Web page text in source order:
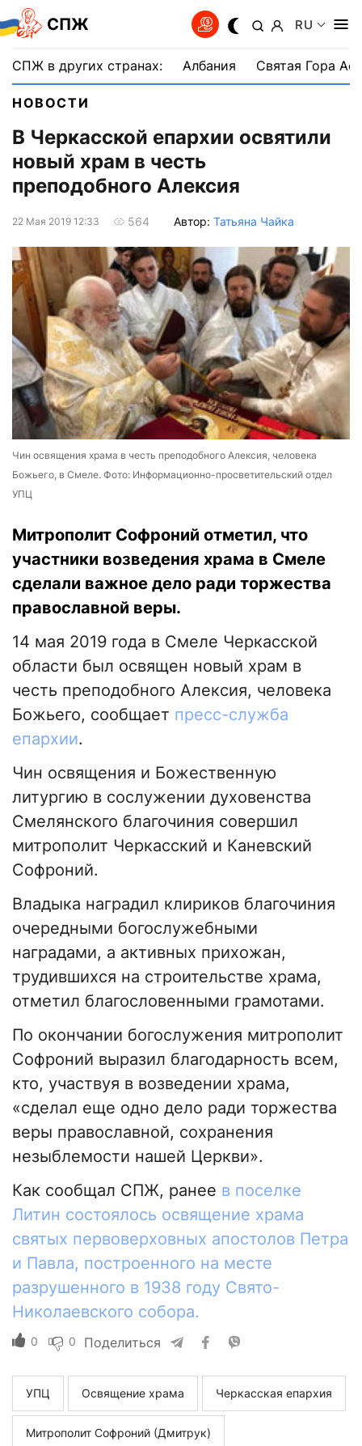
СПЖ RU
СПЖ в других странах: Албания Святая Гора
НОВОСТИ
В Черкасской епархии освятили
новый храм в честь
преподобного Алексия
22 Мая 2019 12:33 564 Автор: Татьяна Чайка
Чин освящения храма в честь преподобного Алексия, человека
Божьего, в Смеле. Фото: Информационно-просветительский отдел
УПЦ
Митрополит Софроний отметил, что
участники возведения храма в Смеле
сделали важное дело ради торжества
православной веры.
14 мая 2019 года в Смеле Черкасской
области был освящен новый храм в
честь преподобного Алексия, человека
Божьего, сообщает пресс-служба
епархии.
Чин освящения и Божественную
литургию в сослужении духовенства
Смелянского благочиния совершил
митрополит Черкасский и Каневский
Софроний.
Владыка наградил клириков благочиния
очередными богослужебными
наградами, а активных прихожан,
трудившихся на строительстве храма,
отметил благословенными грамотами.
По окончании богослужения митрополит
Софроний выразил благодарность всем,
кто, участвуя в возведении храма,
«сделал еще одно дело ради торжества
веры православной, сохранения
незыблемости нашей Церкви».
Как сообщал СПЖ, ранее в поселке
Литин состоялось освящение храма
святых первоверховных апостолов Петра
и Павла, построенного на месте
разрушенного в 1938 году Свято-
Николаевского собора.
0 0 Поделиться
УПЦ Освящение храма Черкасская епархия
Митрополит Софроний (Дмитрук)